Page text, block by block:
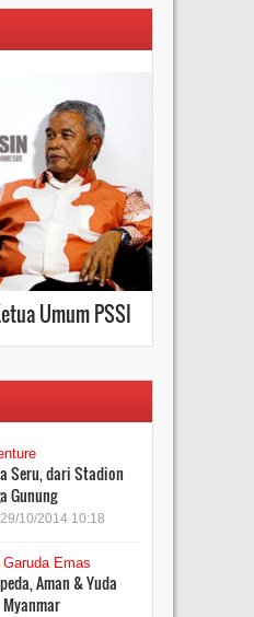
Umum PSSI
Seru, dari Stadion
Gunung
10/2014 10:18
Emas
Aman & Yuda